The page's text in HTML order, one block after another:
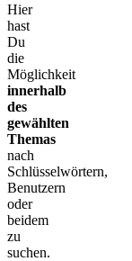
Hier
hast
Du
die
Möglichkeit
innerhalb
des
gewählten
Themas
nach
Schlüsselwörtern,
Benutzern
oder
beidem
zu
suchen.